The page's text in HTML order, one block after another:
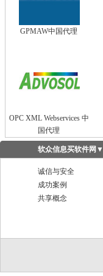
GPMAW中国代理
OPC XML Webservices 中
国代理
软众信息买软件网 ▼
诚信与安全
成功案例
共享概念